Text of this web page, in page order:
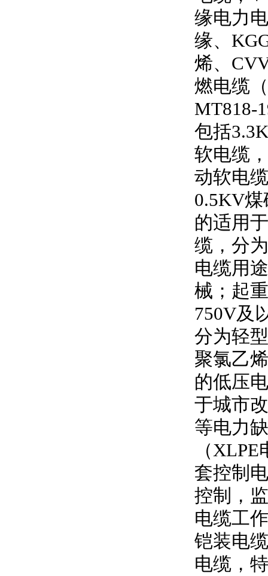
缘电力
缘、
烯、
燃电缆
MT818-
包括
软电缆，
动软电
0.5KV煤
的适用
缆，分
电缆用
械；起
750V及
分为轻
聚氯乙
的低压
于城市
等电力
（XLPE
套控制
控制，
电缆工
铠装电
电缆，